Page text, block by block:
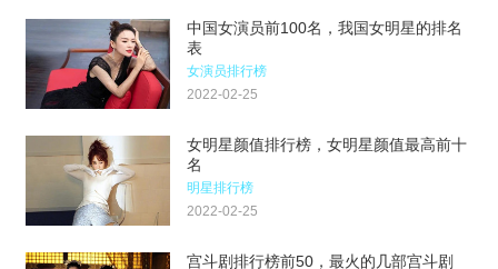
中国女演员前100名，我国女明星的排名
表
女演员排行榜
2022-02-25
女明星颜值排行榜，女明星颜值最高前十
名
明星排行榜
2022-02-25
宫斗剧排行榜前50，最火的几部宫斗剧